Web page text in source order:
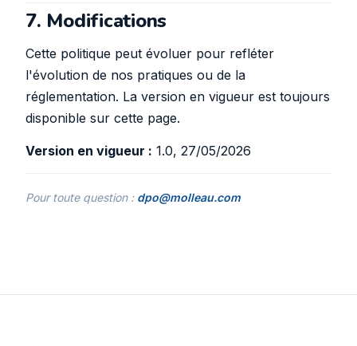
7. Modifications
Cette politique peut évoluer pour refléter
l'évolution de nos pratiques ou de la
réglementation. La version en vigueur est toujours
disponible sur cette page.
Version en vigueur : 1.0, 27/05/2026
Pour toute question : dpo@molleau.com